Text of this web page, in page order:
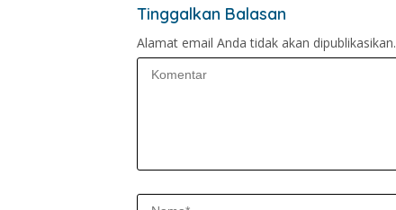
Tinggalkan Balasan
Alamat email Anda tidak akan dipublikasikan.